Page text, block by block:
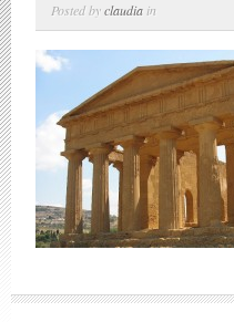
Posted byclaudia in